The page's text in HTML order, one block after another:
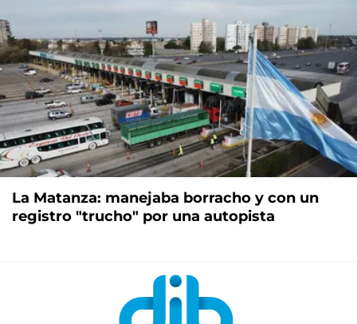
La Matanza: manejaba borracho y con un
registro "trucho" por una autopista